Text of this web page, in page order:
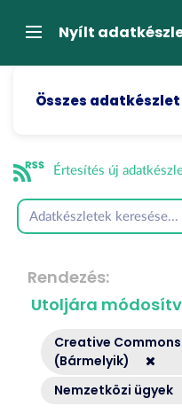
átugrásaNavigáció
Nyílt
Összes
Értesítés új
Rendezés
Creative
(Bármelyik)
Nemzetközi ügyek